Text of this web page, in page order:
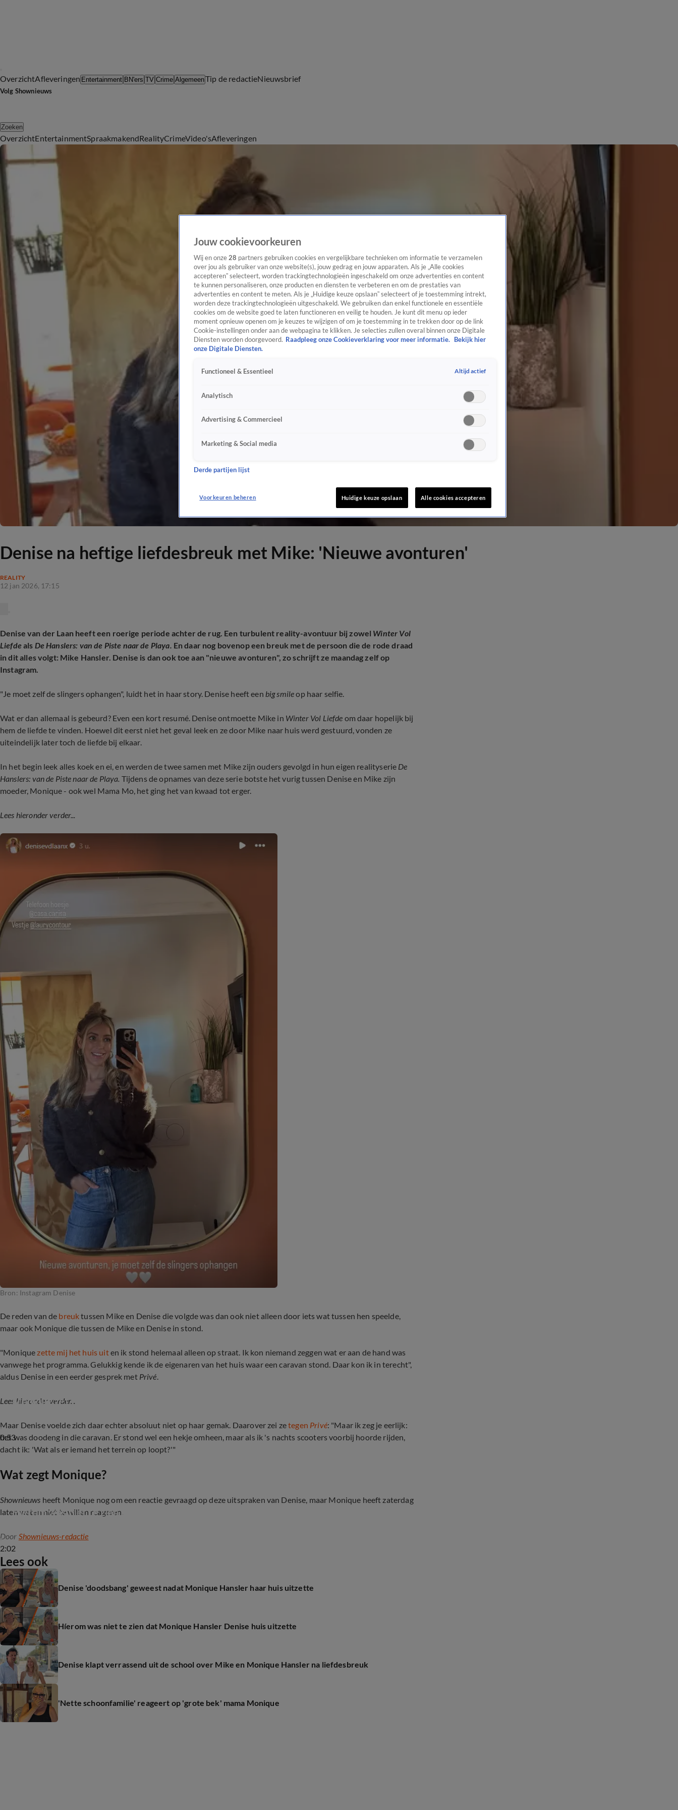
OverzichtAfleveringen Entertainment BN'ers TV Crime AlgemeenTip de redactieNieuwsbrief
Volg Shownieuws
Zoeken
OverzichtEntertainmentSpraakmakendRealityCrimeVideo'sAfleveringen
Denise na heftige liefdesbreuk met Mike: 'Nieuwe avonturen'
REALITY
12 jan 2026, 17:15
Denise van der Laan heeft een roerige periode achter de rug. Een turbulent reality-avontuur bij zowel Winter Vol
Liefdeals De Hanslers: van de Piste naar de Playa. En daar nog bovenop een breuk met de persoon die de rode draad
in dit alles volgt: Mike Hansler. Denise is dan ook toe aan "nieuwe avonturen", zo schrijft ze maandag zelf op
Instagram.
"Je moet zelf de slingers ophangen", luidt het in haar story. Denise heeft een big smileop haar selfie.
Wat er dan allemaal is gebeurd? Even een kort resumé. Denise ontmoette Mike in Winter Vol Liefde om daar hopelijk bij
hem de liefde te vinden. Hoewel dit eerst niet het geval leek en ze door Mike naar huis werd gestuurd, vonden ze
uiteindelijk later toch de liefde bij elkaar.
In het begin leek alles koek en ei, en werden de twee samen met Mike zijn ouders gevolgd in hun eigen realityserie De
Hanslers: van de Piste naar de Playa. Tijdens de opnames van deze serie botste het vurig tussen Denise en Mike zijn
moeder, Monique - ook wel Mama Mo, het ging het van kwaad tot erger.
Lees hieronder verder...
Bron: Instagram Denise
De reden van de breuktussen Mike en Denise die volgde was dan ook niet alleen door iets wat tussen hen speelde,
maar ook Monique die tussen de Mike en Denise in stond.
"Moniquezette mij het huis uiten ik stond helemaal alleen op straat. Ik kon niemand zeggen wat er aan de hand was
vanwege het programma. Gelukkig kende ik de eigenaren van het huis waar een caravan stond. Daar kon ik in terecht",
aldus Denise in een eerder gesprek met Privé.
Lees hieronder verder...
0:53
Monique zet Denise op straat: "Schandalig stinkwijf!"
Maar Denise voelde zich daar echter absoluut niet op haar gemak. Daarover zei zetegen Privé: "Maar ik zeg je eerlijk:
het was doodeng in die caravan. Er stond wel een hekje omheen, maar als ik 's nachts scooters voorbij hoorde rijden,
dacht ik: 'Wat als er iemand het terrein op loopt?'"
Wat zegt Monique?
Shownieuws heeft Monique nog om een reactie gevraagd op deze uitspraken van Denise, maar Monique heeft zaterdag
laten weten niet te willen reageren.
2:02
Híerom was niet te zien dat Monique Hansler Denise het huis uitzette
Door Shownieuws-redactie
Lees ook
Denise 'doodsbang' geweest nadat Monique Hansler haar huis uitzette
Híerom was niet te zien dat Monique Hansler Denise huis uitzette
Denise klapt verrassend uit de school over Mike en Monique Hansler na liefdesbreuk
'Nette schoonfamilie' reageert op 'grote bek' mama Monique
Jouw cookievoorkeuren
Wij en onze 28 partners gebruiken cookies en vergelijkbare technieken om informatie te verzamelen
over jou als gebruiker van onze website(s), jouw gedrag en jouw apparaten. Als je „Alle cookies
accepteren” selecteert, worden trackingtechnologieën ingeschakeld om onze advertenties en content
te kunnen personaliseren, onze producten en diensten te verbeteren en om de prestaties van
advertenties en content te meten. Als je „Huidige keuze opslaan” selecteert of je toestemming intrekt,
worden deze trackingtechnologieën uitgeschakeld. We gebruiken dan enkel functionele en essentiële
cookies om de website goed te laten functioneren en veilig te houden. Je kunt dit menu op ieder
moment opnieuw openen om je keuzes te wijzigen of om je toestemming in te trekken door op de link
Cookie-instellingen onder aan de webpagina te klikken. Je selecties zullen overal binnen onze Digitale
Diensten worden doorgevoerd. Raadpleeg onze Cookieverklaring voor meer informatie.
Bekijk hier
onze Digitale Diensten.
Functioneel & Essentieel Altijd actief
Analytisch
Advertising & Commercieel
Marketing & Social media
Derde partijen lijst
Voorkeuren beheren Huidige keuze opslaan Alle cookies accepteren